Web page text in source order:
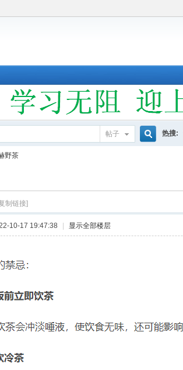
帖子 热搜:
野茶
制链接]
10-17 19:47:38 显示全部楼层